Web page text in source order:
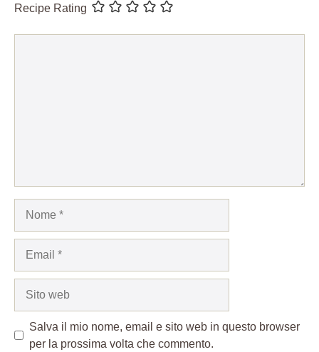
Recipe Rating
Salva il mio nome, email e sito web in questo browser
per la prossima volta che commento.